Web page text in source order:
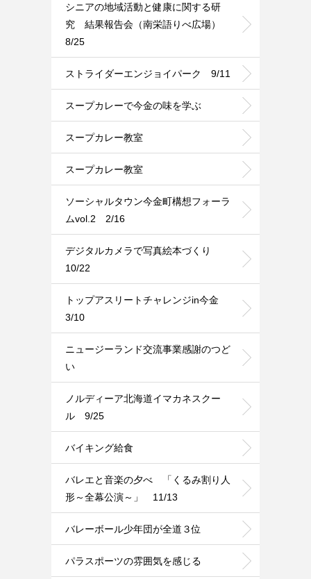
シニアの地域活動と健康に関する研
究 結果報告会（南栄語りべ広場）
8/25
ストライダーエンジョイパーク 9/11
スープカレーで今金の味を学ぶ
スープカレー教室
スープカレー教室
ソーシャルタウン今金町構想フォーラ
ムvol.2 2/16
デジタルカメラで写真絵本づくり
10/22
トップアスリートチャレンジin今金
3/10
ニュージーランド交流事業感謝のつど
い
ノルディーア北海道イマカネスクー
ル 9/25
バイキング給食
バレエと音楽の夕べ 「くるみ割り人
形～全幕公演～」 11/13
バレーボール少年団が全道３位
パラスポーツの雰囲気を感じる